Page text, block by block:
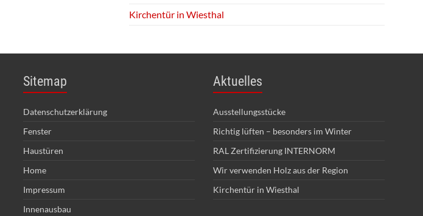
Kirchentür in Wiesthal
Sitemap
Datenschutzerklärung
Fenster
Haustüren
Home
Impressum
Innenausbau
Aktuelles
Ausstellungsstücke
Richtig lüften – besonders im Winter
RAL Zertifizierung INTERNORM
Wir verwenden Holz aus der Region
Kirchentür in Wiesthal